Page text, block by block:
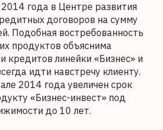
года в Центре развития
договоров на сумму
Подобная востребованность
продуктов объяснима
кредитов линейки «Бизнес» и
идти навстречу клиенту.
2014 года увеличен срок
«Бизнес-инвест» под
до 10 лет.